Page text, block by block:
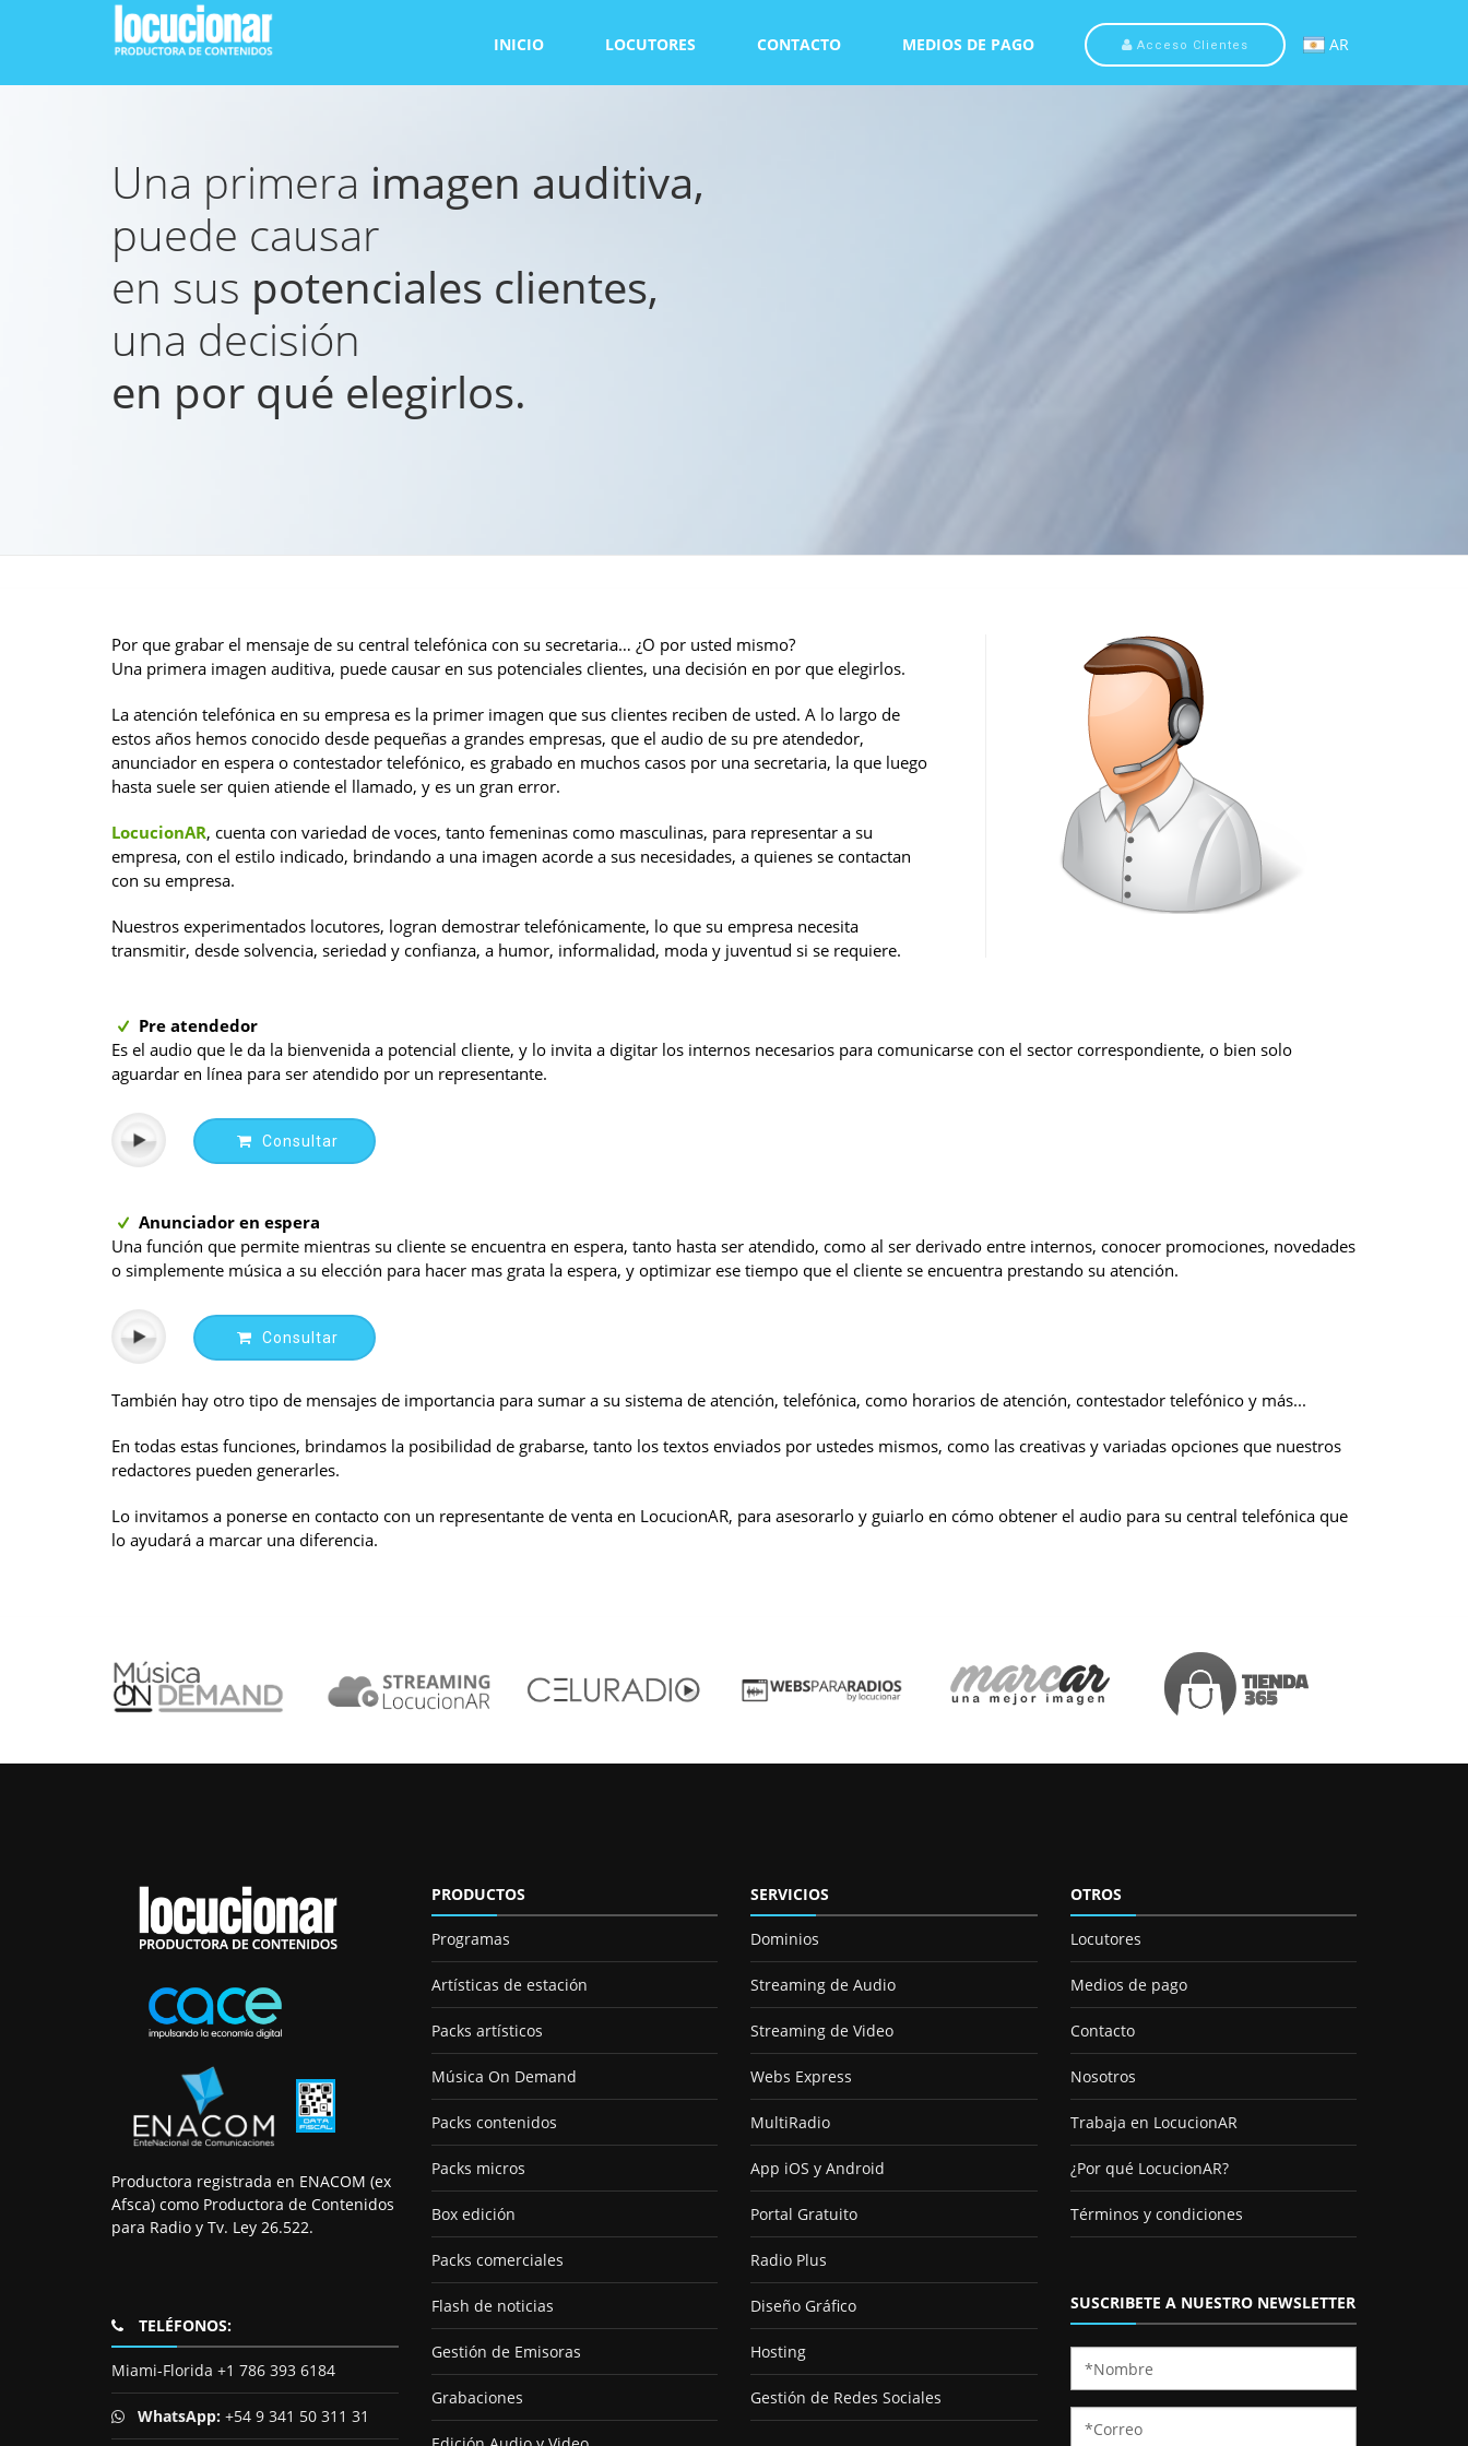
INICIO LOCUTORES CONTACTO MEDIOS DE PAGO Acceso Clientes AR
Una primera imagen auditiva,
puede causar
en sus potenciales clientes,
una decisión
en por qué elegirlos.
Por que grabar el mensaje de su central telefónica con su secretaria… ¿O por usted mismo?
Una primera imagen auditiva, puede causar en sus potenciales clientes, una decisión en por que elegirlos.
La atención telefónica en su empresa es la primer imagen que sus clientes reciben de usted. A lo largo de
estos años hemos conocido desde pequeñas a grandes empresas, que el audio de su pre atendedor,
anunciador en espera o contestador telefónico, es grabado en muchos casos por una secretaria, la que luego
hasta suele ser quien atiende el llamado, y es un gran error.
LocucionAR, cuenta con variedad de voces, tanto femeninas como masculinas, para representar a su
empresa, con el estilo indicado, brindando a una imagen acorde a sus necesidades, a quienes se contactan
con su empresa.
Nuestros experimentados locutores, logran demostrar telefónicamente, lo que su empresa necesita
transmitir, desde solvencia, seriedad y confianza, a humor, informalidad, moda y juventud si se requiere.
Pre atendedor
Es el audio que le da la bienvenida a potencial cliente, y lo invita a digitar los internos necesarios para comunicarse con el sector correspondiente, o bien solo
aguardar en línea para ser atendido por un representante.
Consultar
Anunciador en espera
Una función que permite mientras su cliente se encuentra en espera, tanto hasta ser atendido, como al ser derivado entre internos, conocer promociones, novedades
o simplemente música a su elección para hacer mas grata la espera, y optimizar ese tiempo que el cliente se encuentra prestando su atención.
Consultar
También hay otro tipo de mensajes de importancia para sumar a su sistema de atención, telefónica, como horarios de atención, contestador telefónico y más...
En todas estas funciones, brindamos la posibilidad de grabarse, tanto los textos enviados por ustedes mismos, como las creativas y variadas opciones que nuestros
redactores pueden generarles.
Lo invitamos a ponerse en contacto con un representante de venta en LocucionAR, para asesorarlo y guiarlo en cómo obtener el audio para su central telefónica que
lo ayudará a marcar una diferencia.
Productora registrada en ENACOM (ex
Afsca) como Productora de Contenidos
para Radio y Tv. Ley 26.522.
TELÉFONOS:
Miami-Florida +1 786 393 6184
WhatsApp: +54 9 341 50 311 31
PRODUCTOS
Programas
Artísticas de estación
Packs artísticos
Música On Demand
Packs contenidos
Packs micros
Box edición
Packs comerciales
Flash de noticias
Gestión de Emisoras
Grabaciones
SERVICIOS
Dominios
Streaming de Audio
Streaming de Video
Webs Express
MultiRadio
App iOS y Android
Portal Gratuito
Radio Plus
Diseño Gráfico
Hosting
Gestión de Redes Sociales
OTROS
Locutores
Medios de pago
Contacto
Nosotros
Trabaja en LocucionAR
¿Por qué LocucionAR?
Términos y condiciones
SUSCRIBETE A NUESTRO NEWSLETTER